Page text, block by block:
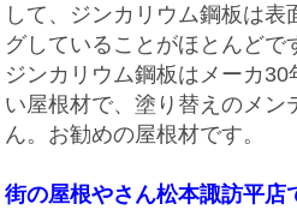
して、ジンカリウム鋼板は
グしていることがほとんどで
ジンカリウム鋼板はメーカ
い屋根材で、塗り替えのメン
ん。お勧めの屋根材です。
街の屋根やさん松本諏訪平店